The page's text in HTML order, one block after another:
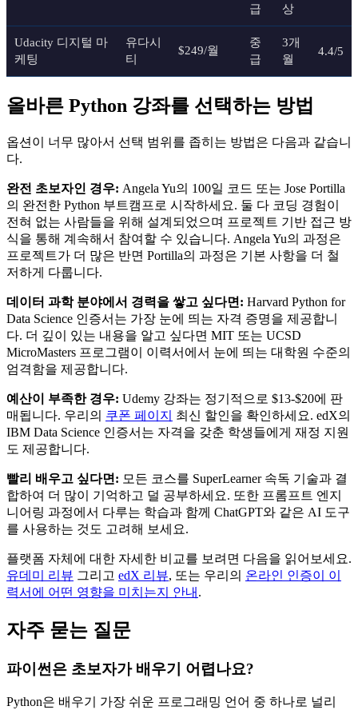
급
상
Udacity 디지털 마
케팅
유다시
티
$249/월
중
급
3개
월
4.4/5
올바른 Python 강좌를 선택하는 방법
옵션이 너무 많아서 선택 범위를 좁히는 방법은 다음과 같습니
다.
완전 초보자인 경우: Angela Yu의 100일 코드 또는 Jose Portilla
의 완전한 Python 부트캠프로 시작하세요. 둘 다 코딩 경험이
전혀 없는 사람들을 위해 설계되었으며 프로젝트 기반 접근 방
식을 통해 계속해서 참여할 수 있습니다. Angela Yu의 과정은
프로젝트가 더 많은 반면 Portilla의 과정은 기본 사항을 더 철
저하게 다룹니다.
데이터 과학 분야에서 경력을 쌓고 싶다면: Harvard Python for
Data Science 인증서는 가장 눈에 띄는 자격 증명을 제공합니
다. 더 깊이 있는 내용을 알고 싶다면 MIT 또는 UCSD
MicroMasters 프로그램이 이력서에서 눈에 띄는 대학원 수준의
엄격함을 제공합니다.
예산이 부족한 경우: Udemy 강좌는 정기적으로 $13-$20에 판
매됩니다. 우리의 쿠폰 페이지
최신 할인을 확인하세요. edX의
IBM Data Science 인증서는 자격을 갖춘 학생들에게 재정 지원
도 제공합니다.
빨리 배우고 싶다면: 모든 코스를 SuperLearner 속독 기술과 결
합하여 더 많이 기억하고 덜 공부하세요. 또한 프롬프트 엔지
니어링 과정에서 다루는 학습과 함께 ChatGPT와 같은 AI 도구
를 사용하는 것도 고려해 보세요.
플랫폼 자체에 대한 자세한 비교를 보려면 다음을 읽어보세요.
유데미 리뷰 그리고 edX 리뷰, 또는 우리의 온라인 인증이 이
력서에 어떤 영향을 미치는지 안내 .
자주 묻는 질문
파이썬은 초보자가 배우기 어렵나요?
Python은 배우기 가장 쉬운 프로그래밍 언어 중 하나로 널리